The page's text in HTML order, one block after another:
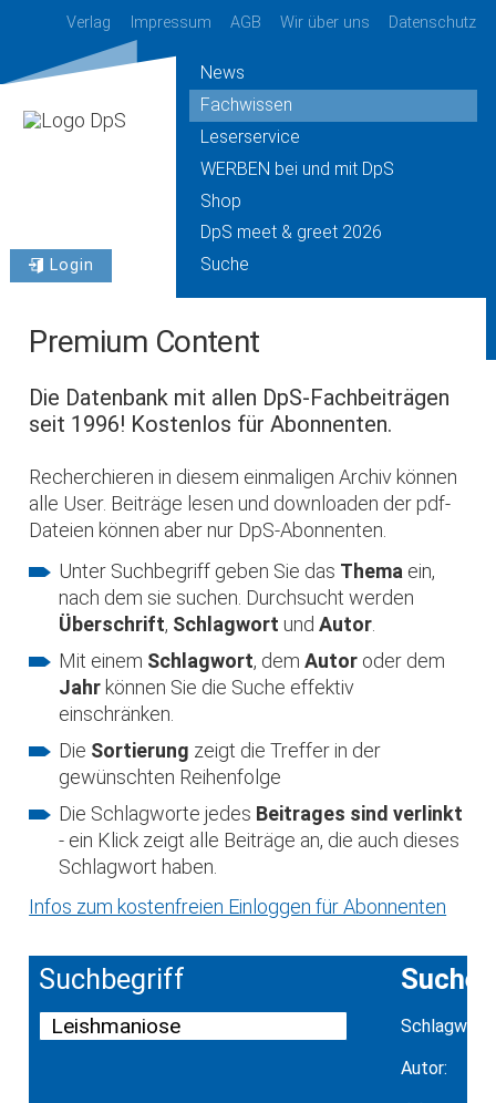
Verlag Impressum AGB Wir über uns Datenschutz
Login
News
Fachwissen
Leserservice
WERBEN bei und mit DpS
Shop
DpS meet & greet 2026
Suche
Premium Content
Die Datenbank mit allen DpS-Fachbeiträgen
seit 1996! Kostenlos für Abonnenten.
Recherchieren in diesem einmaligen Archiv können
alle User. Beiträge lesen und downloaden der pdf-
Dateien können aber nur DpS-Abonnenten.
Unter Suchbegriff geben Sie das Thema ein,
nach dem sie suchen. Durchsucht werden
Überschrift, Schlagwort undAutor
Mit einem Schlagwort, demAutor oder dem
Jahr können Sie die Suche effektiv
einschränken.
Die Sortierung zeigt die Treffer in der
gewünschten Reihenfolge
Die Schlagworte jedes Beitrages sind verlinkt
- ein Klick zeigt alle Beiträge an, die auch dieses
Schlagwort haben.
Infos zum kostenfreien Einloggen für Abonnenten
Suchbegriff Suche
Schlagwort:
Autor: